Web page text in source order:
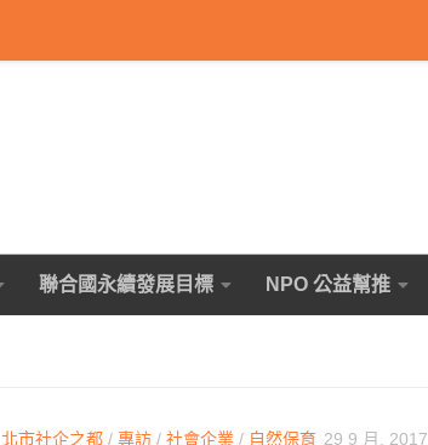
聯合國永續發展目標 NPO 公益幫推
北市社企之都 / 專訪 / 社會企業 / 自然保育 29 9 月, 2017